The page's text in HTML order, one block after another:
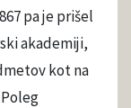
pa je prišel
akademiji,
kot na